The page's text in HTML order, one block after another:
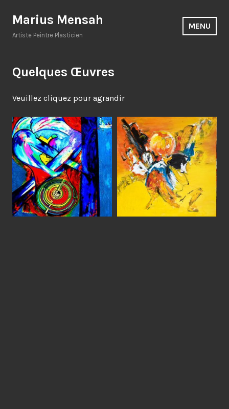
au
contenu
Marius Mensah
Artiste Peintre Plasticien
MENU
Quelques Œuvres
Veuillez cliquez pour agrandir